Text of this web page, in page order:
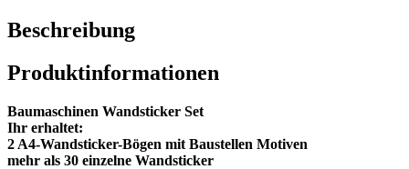
Beschreibung
Produktinformationen
Baumaschinen Wandsticker Set
Ihr erhaltet:
2 A4-Wandsticker-Bögen mit Baustellen Motiven
mehr als 30 einzelne Wandsticker